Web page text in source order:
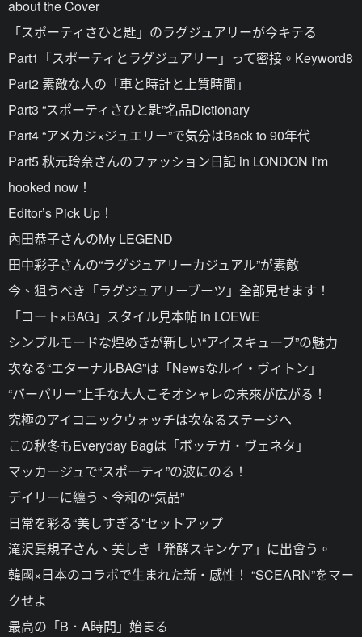
about the Cover
「スポーティさひと匙」のラグジュアリーが今キテる
Part1「スポーティとラグジュアリー」って密接。Keyword8
Part2 素敵な人の「車と時計と上質時間」
Part3 “スポーティさひと匙”名品Dictionary
Part4 “アメカジ×ジュエリー”で気分はBack to 90年代
Part5 秋元玲奈さんのファッション日記 in LONDON I’m
hooked now！
Editor’s Pick Up！
內田恭子さんのMy LEGEND
田中彩子さんの“ラグジュアリーカジュアル”が素敵
今、狙うべき「ラグジュアリーブーツ」全部見せます！
「コート×BAG」スタイル見本帖 in LOEWE
シンプルモードな煌めきが新しい“アイスキューブ”の魅力
次なる“エターナルBAG”は「Newsなルイ・ヴィトン」
“バーバリー”上手な大人こそオシャレの未來が広がる！
究極のアイコニックウォッチは次なるステージへ
この秋冬もEveryday Bagは「ボッテガ・ヴェネタ」
マッカージュで“スポーティ”の波にのる！
デイリーに纏う、令和の“気品”
日常を彩る“美しすぎる”セットアップ
滝沢眞規子さん、美しき「発酵スキンケア」に出會う。
韓國×日本のコラボで生まれた新・感性！ “SCEARN”をマー
クせよ
最高の「B．A時間」始まる